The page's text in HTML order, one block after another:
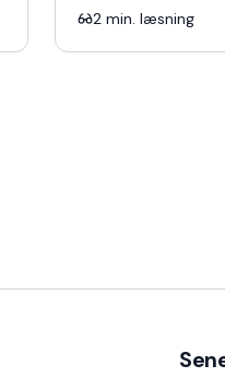
you loved, how
2 min. læsning